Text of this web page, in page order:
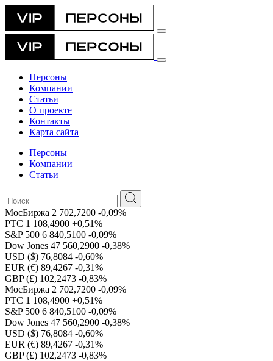
Персоны
Компании
Статьи
О проекте
Контакты
Карта сайта
Персоны
Компании
Статьи
МосБиржа 2 702,7200 -0,09%
РТС 1 108,4900 +0,51%
S&P 500 6 840,5100 -0,09%
Dow Jones 47 560,2900 -0,38%
USD ($) 76,8084 -0,60%
EUR (€) 89,4267 -0,31%
GBP (£) 102,2473 -0,83%
МосБиржа 2 702,7200 -0,09%
РТС 1 108,4900 +0,51%
S&P 500 6 840,5100 -0,09%
Dow Jones 47 560,2900 -0,38%
USD ($) 76,8084 -0,60%
EUR (€) 89,4267 -0,31%
GBP (£) 102,2473 -0,83%